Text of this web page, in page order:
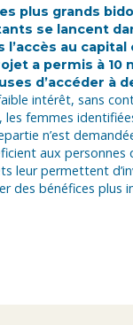
plus grands
se lancent
l’accès au capital
a permis à 10
d’accéder à
intérêt, sans
femmes
n’est
aux personnes
leur permettent
des bénéfices plus